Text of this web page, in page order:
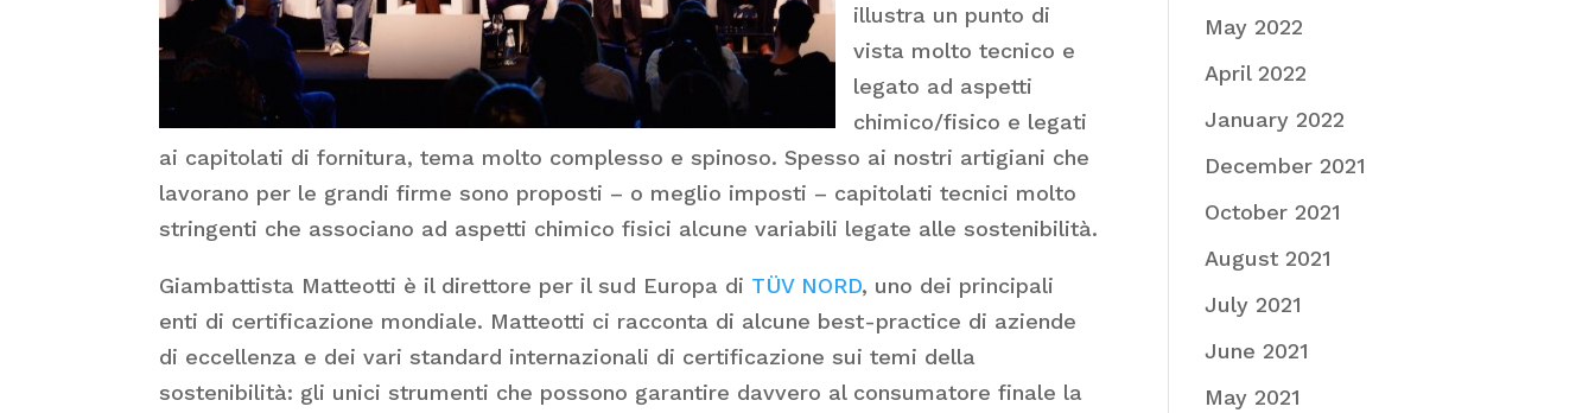
illustra un punto di
vista molto tecnico e
legato ad aspetti
chimico/fisico e legati
ai capitolati di fornitura, tema molto complesso e spinoso. Spesso ai nostri artigiani che
lavorano per le grandi firme sono proposti – o meglio imposti – capitolati tecnici molto
stringenti che associano ad aspetti chimico fisici alcune variabili legate alle sostenibilità.
Giambattista Matteotti è il direttore per il sud Europa di TÜV NORD, uno dei principali
enti di certificazione mondiale. Matteotti ci racconta di alcune best-practice di aziende
di eccellenza e dei vari standard internazionali di certificazione sui temi della
sostenibilità: gli unici strumenti che possono garantire davvero al consumatore finale la
May 2022
April 2022
January 2022
December 2021
October 2021
August 2021
July 2021
June 2021
May 2021